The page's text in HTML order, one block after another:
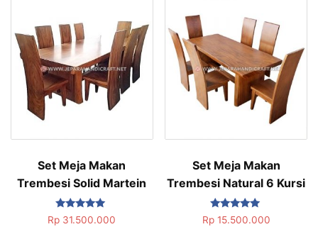
Set Meja Makan
Trembesi Solid Martein
Dinilai
5.00
Rp 31.500.000
Set Meja Makan
Trembesi Natural 6 Kursi
Dinilai
5.00
Rp15.500.000